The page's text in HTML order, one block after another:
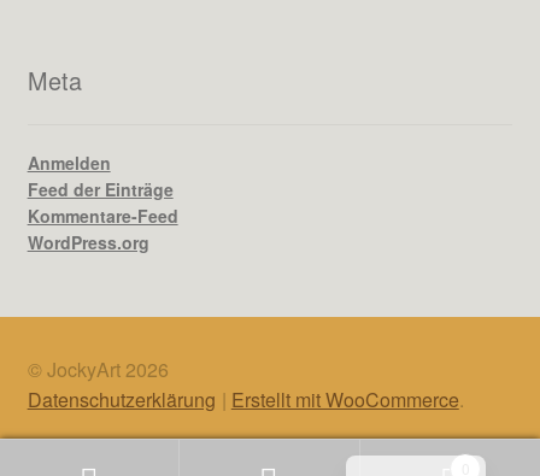
Meta
Anmelden
Feed der Einträge
Kommentare-Feed
WordPress.org
© JockyArt 2026
Datenschutzerklärung
Erstellt mit WooCommerce.